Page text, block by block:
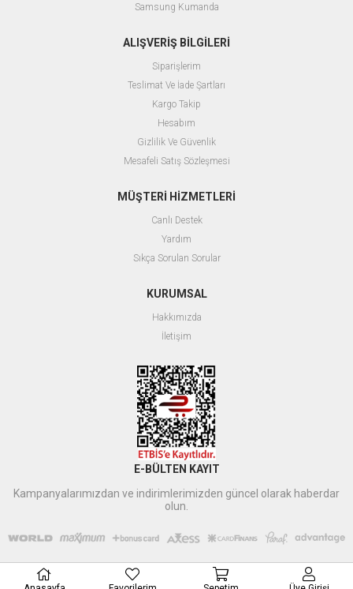
Samsung Kumanda
ALIŞVERİŞ BİLGİLERİ
Siparişlerim
Teslimat Ve İade Şartları
Kargo Takip
Hesabım
Gizlilik Ve Güvenlik
Mesafeli Satış Sözleşmesi
MÜŞTERİ HİZMETLERİ
Canlı Destek
Yardım
Sıkça Sorulan Sorular
KURUMSAL
Hakkımızda
İletişim
E-BÜLTEN KAYIT
Kampanyalarımızdan ve indirimlerimizden güncel olarak haberdar
olun.